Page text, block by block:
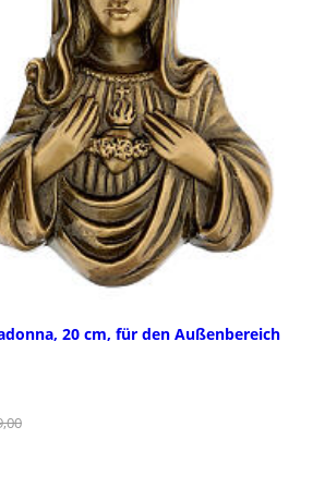
20 cm, für den Außenbereich